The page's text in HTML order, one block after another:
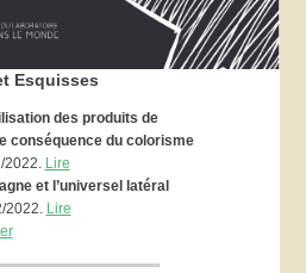
Esquisses
des produits de
conséquence du colorisme
2022. Lire
et l’universel latéral
2022. Lire